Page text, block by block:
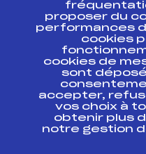
Ressources
Pass’Neige
Projet sportif
Projet de
Antidopage
Pôle
Scientifique
Listes
Pôle vie de
Enseignement
proposer du
performances
cookies
cookies de
sont
accepter,
vos choix à
obtenir plus
notre gestion